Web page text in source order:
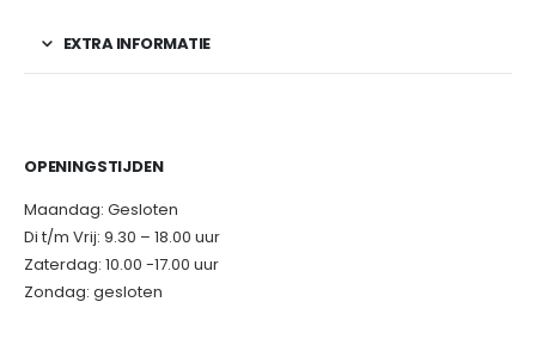
EXTRA INFORMATIE
OPENINGSTIJDEN
Maandag: Gesloten
Di t/m Vrij: 9.30 – 18.00 uur
Zaterdag: 10.00 -17.00 uur
Zondag: gesloten